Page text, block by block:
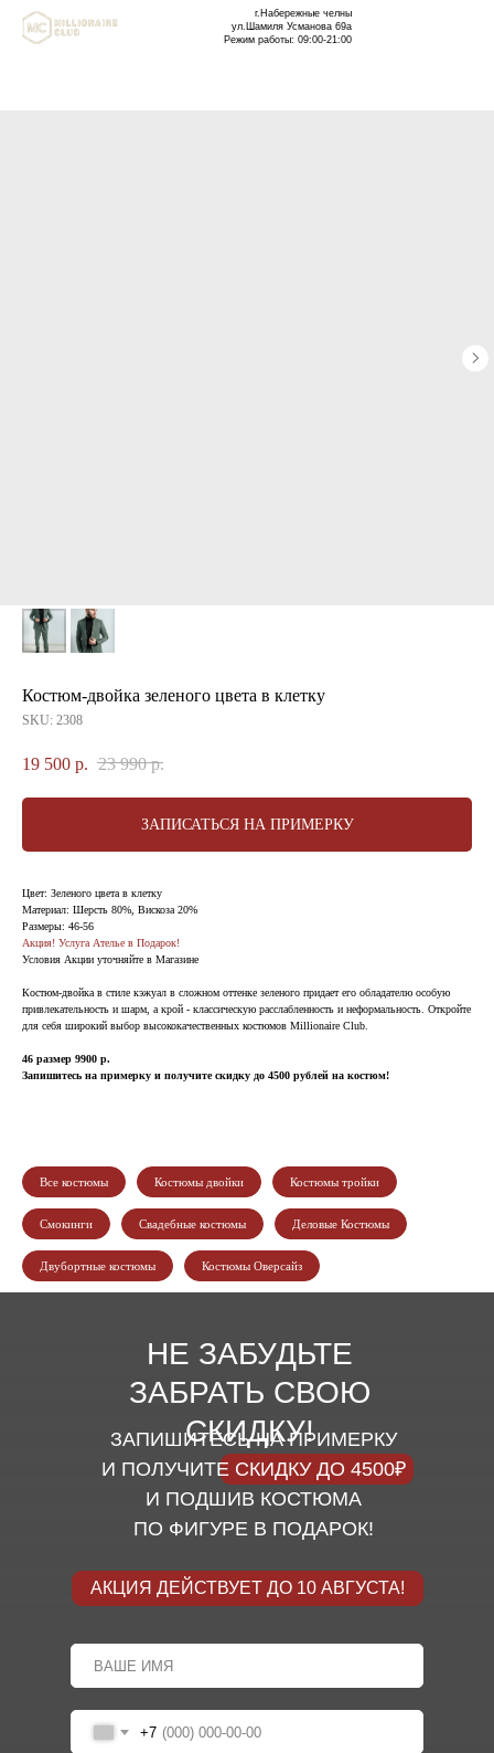
г.Набережные челны
ул.Шамиля Усманова 69а
Режим работы: 09:00-21:00
Костюм-двойка зеленого цвета в клетку
SKU: 2308
19 500 р. 23 990 р.
ЗАПИСАТЬСЯ НА ПРИМЕРКУ
Цвет: Зеленого цвета в клетку
Материал: Шерсть 80%, Вискоза 20%
Размеры: 46-56
Акция! Услуга Ателье в Подарок!
Условия Акции уточняйте в Магазине
Костюм-двойка в стиле кэжуал в сложном оттенке зеленого придает его обладателю особую
привлекательность и шарм, а крой - классическую расслабленность и неформальность. Откройте
для себя широкий выбор высококачественных костюмов Millionaire Club.
46 размер 9900 р.
Запишитесь на примерку и получите скидку до 4500 рублей на костюм!
Все костюмы Костюмы двойки Костюмы тройки
Смокинги Свадебные костюмы Деловые Костюмы
Двубортные костюмы Костюмы Оверсайз
НЕ ЗАБУДЬТЕ
ЗАБРАТЬ СВОЮ
СКИДКУ!
ЗАПИШИТЕСЬ НА ПРИМЕРКУ
И ПОЛУЧИТЕ СКИДКУ ДО 4500₽
И ПОДШИВ КОСТЮМА
ПО ФИГУРЕ В ПОДАРОК!
АКЦИЯ ДЕЙСТВУЕТ ДО 10 АВГУСТА!
+7